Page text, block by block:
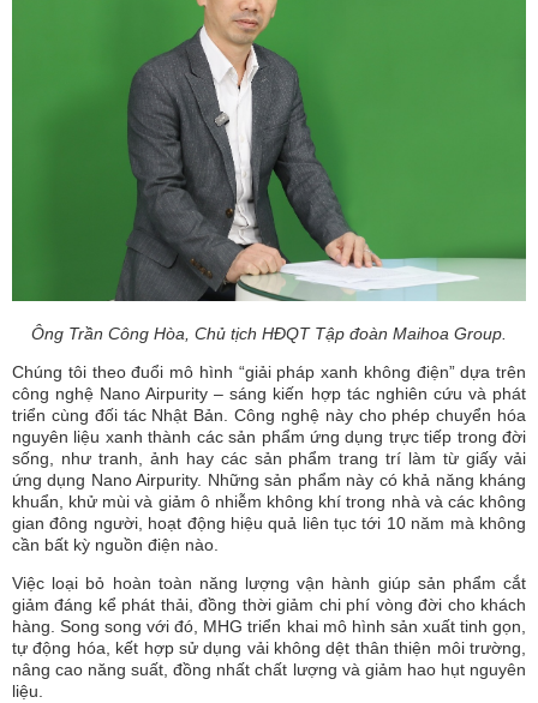
Ông Trần Công Hòa, Chủ tịch HĐQT Tập đoàn Maihoa Group.
Chúng tôi theo đuổi mô hình “giải pháp xanh không điện” dựa trên
công nghệ Nano Airpurity – sáng kiến hợp tác nghiên cứu và phát
triển cùng đối tác Nhật Bản. Công nghệ này cho phép chuyển hóa
nguyên liệu xanh thành các sản phẩm ứng dụng trực tiếp trong đời
sống, như tranh, ảnh hay các sản phẩm trang trí làm từ giấy vải
ứng dụng Nano Airpurity. Những sản phẩm này có khả năng kháng
khuẩn, khử mùi và giảm ô nhiễm không khí trong nhà và các không
gian đông người, hoạt động hiệu quả liên tục tới 10 năm mà không
cần bất kỳ nguồn điện nào.
Việc loại bỏ hoàn toàn năng lượng vận hành giúp sản phẩm cắt
giảm đáng kể phát thải, đồng thời giảm chi phí vòng đời cho khách
hàng. Song song với đó, MHG triển khai mô hình sản xuất tinh gọn,
tự động hóa, kết hợp sử dụng vải không dệt thân thiện môi trường,
nâng cao năng suất, đồng nhất chất lượng và giảm hao hụt nguyên
liệu.